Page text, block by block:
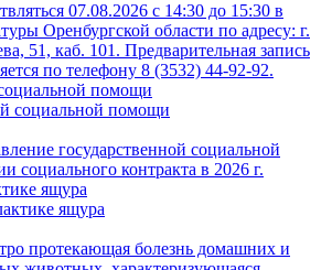
07.08.2026 с 14:30 до 15:30 в
Оренбургской области по адресу: г.
51, каб. 101. Предварительная запись
по телефону 8 (3532) 44-92-92.
помощи
государственной социальной
социального контракта в 2026 г.
ящура
протекающая болезнь домашних и